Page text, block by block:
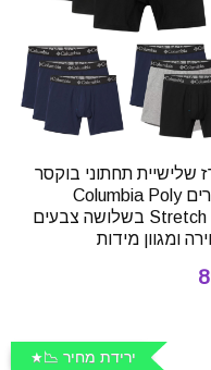
שלישיית תחתוני בוקסר
לגברים Columbia Poly
Stretch 3pk בשלושה צבעים
ומגוון מידות
ירידת מחיר 📉